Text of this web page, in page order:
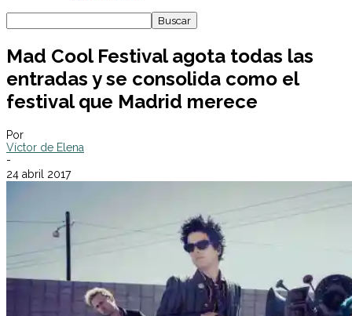
Mad Cool Festival agota todas las
entradas y se consolida como el
festival que Madrid merece
Por
Víctor de Elena
-
24 abril 2017